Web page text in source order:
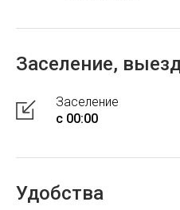
Заселение,
Заселение
с 00:00
Удобства